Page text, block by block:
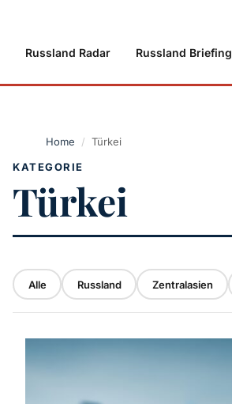
Russland Radar Russland Briefing
Home / Türkei
KATEGORIE
Türkei
Alle Russland Zentralasien